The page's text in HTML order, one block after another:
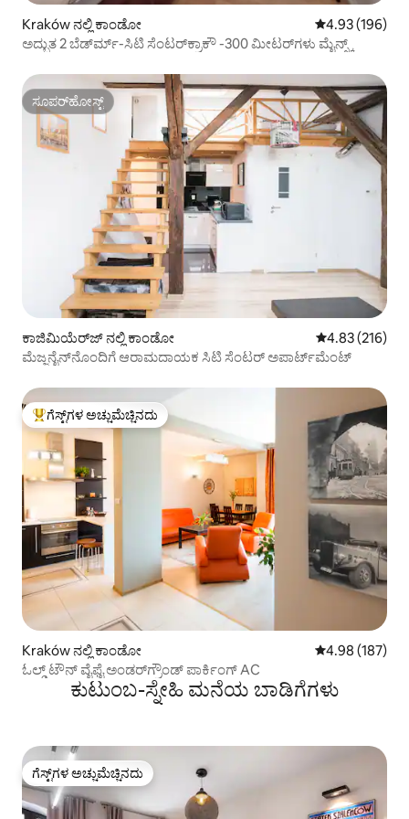
Kraków ನಲ್ಲಿ ಕಾಂಡೋ 5 ರಲ್ಲಿ 4.93
4.93 (196)
ಅದ್ಭುತ 2 ಬೆಡ್‌ರ್ಮ್-ಸಿಟಿ ಸೆಂಟರ್‌ಕ್ರಾಕೌ -300 ಮೀಟರ್‌ಗಳು ಮೈನ್ಸ್ಕ್
ಸೂಪರ್‌ಹೋಸ್ಟ್
ಸೂಪರ್‌ಹೋಸ್ಟ್
ಕಾಜಿಮಿಯೆರ್‌ಜ್ ನಲ್ಲಿ ಕಾಂಡೋ 5 ರಲ್ಲಿ 4.83
4.83 (216)
ಮೆಜ್ಜನೈನ್‌ನೊಂದಿಗೆ ಆರಾಮದಾಯಕ ಸಿಟಿ ಸೆಂಟರ್ ಅಪಾರ್ಟ್‌ಮೆಂಟ್
ಗೆಸ್ಟ್‌ಗಳಿಗೆ ಅತಿ ಹೆಚ್ಚು ಅಚ್ಚುಮೆಚ್ಚಿನದು
ಗೆಸ್ಟ್‌ಗಳ ಅಚ್ಚುಮೆಚ್ಚಿನದು
Kraków ನಲ್ಲಿ ಕಾಂಡೋ 5 ರಲ್ಲಿ 4.98
4.98 (187)
ಓಲ್ಡ್ ಟೌನ್ ವೈಫೈ ಅಂಡರ್‌ಗ್ರೌಂಡ್ ಪಾರ್ಕಿಂಗ್ AC
ಕುಟುಂಬ-ಸ್ನೇಹಿ ಮನೆಯ ಬಾಡಿಗೆಗಳು
ಗೆಸ್ಟ್‌ಗಳ ಅಚ್ಚುಮೆಚ್ಚಿನದು
ಗೆಸ್ಟ್‌ಗಳ ಅಚ್ಚುಮೆಚ್ಚಿನದು